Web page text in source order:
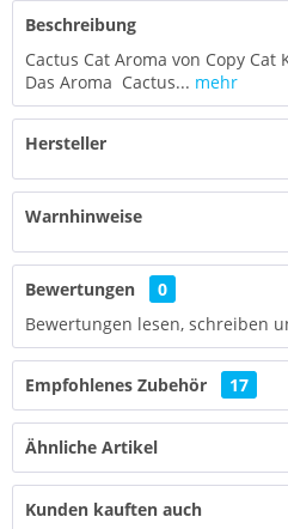
Beschreibung
Cactus Cat Aroma von Copy
Das Aroma Cactus... mehr
Hersteller
Warnhinweise
Bewertungen
0
Bewertungen lesen, schreiben
Empfohlenes Zubehör 17
Ähnliche Artikel
Kunden kauften auch